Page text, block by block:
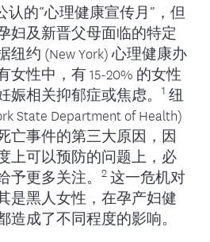
认的“心理健康宣传月”，但
妇及新晋父母面临的特定
约 (New York) 心理健康办
性中，有 15-20% 的女性
相关抑郁症或焦虑。 1 纽
State Department of Health)
亡事件的第三大原因，因
上可以预防的问题上，必
更多关注。 2这一危机对
是黑人女性，在孕产妇健
造成了不同程度的影响。